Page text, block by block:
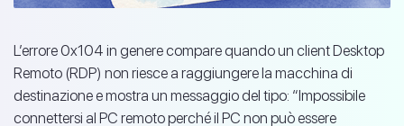
L’errore 0x104 in genere compare quando un client Desktop
Remoto (RDP) non riesce a raggiungere la macchina di
destinazione e mostra un messaggio del tipo: “Impossibile
connettersi al PC remoto perché il PC non può essere